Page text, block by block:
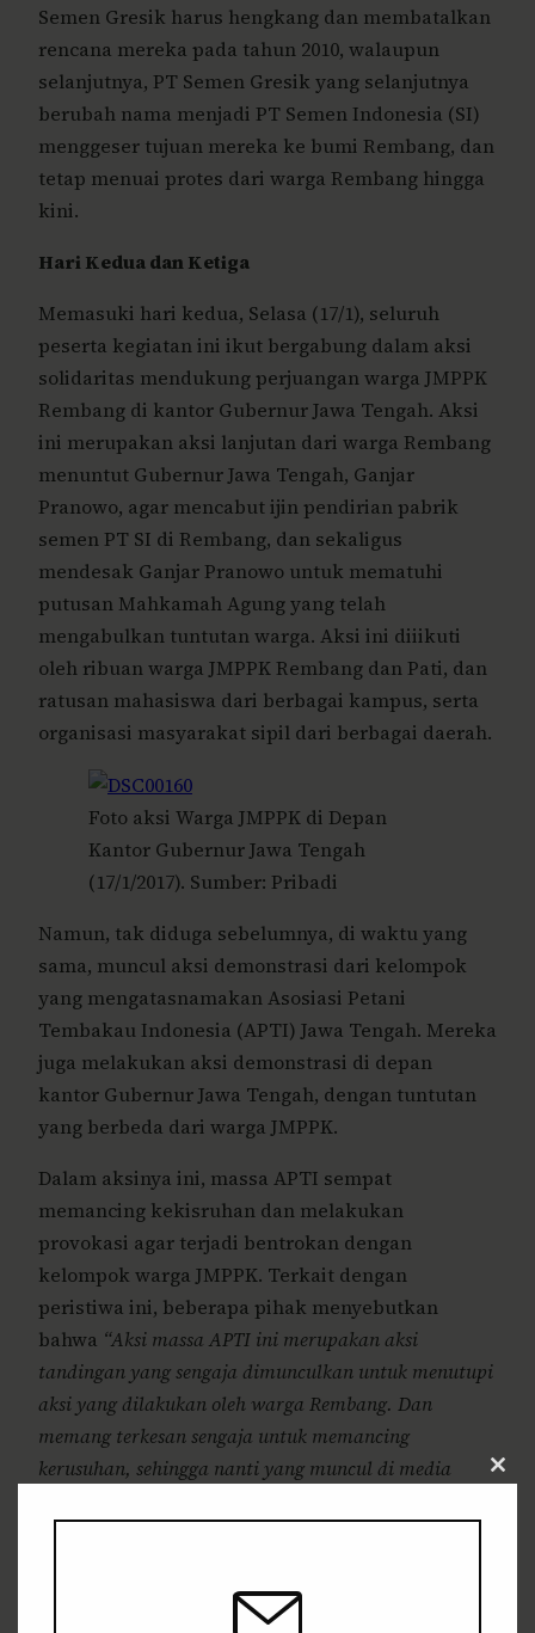
Semen Gresik harus hengkang dan membatalkan
rencana mereka pada tahun 2010, walaupun
selanjutnya, PT Semen Gresik yang selanjutnya
berubah nama menjadi PT Semen Indonesia (SI)
menggeser tujuan mereka ke bumi Rembang, dan
tetap menuai protes dari warga Rembang hingga
kini.
Hari Kedua dan Ketiga
Memasuki hari kedua, Selasa (17/1), seluruh
peserta kegiatan ini ikut bergabung dalam aksi
solidaritas mendukung perjuangan warga JMPPK
Rembang di kantor Gubernur Jawa Tengah. Aksi
ini merupakan aksi lanjutan dari warga Rembang
menuntut Gubernur Jawa Tengah, Ganjar
Pranowo, agar mencabut ijin pendirian pabrik
semen PT SI di Rembang, dan sekaligus
mendesak Ganjar Pranowo untuk mematuhi
putusan Mahkamah Agung yang telah
mengabulkan tuntutan warga. Aksi ini diiikuti
oleh ribuan warga JMPPK Rembang dan Pati, dan
ratusan mahasiswa dari berbagai kampus, serta
organisasi masyarakat sipil dari berbagai daerah.
Foto aksi Warga JMPPK di Depan
Kantor Gubernur Jawa Tengah
(17/1/2017). Sumber: Pribadi
Namun, tak diduga sebelumnya, di waktu yang
sama, muncul aksi demonstrasi dari kelompok
yang mengatasnamakan Asosiasi Petani
Tembakau Indonesia (APTI) Jawa Tengah. Mereka
juga melakukan aksi demonstrasi di depan
kantor Gubernur Jawa Tengah, dengan tuntutan
yang berbeda dari warga JMPPK.
Dalam aksinya ini, massa APTI sempat
memancing kekisruhan dan melakukan
provokasi agar terjadi bentrokan dengan
kelompok warga JMPPK. Terkait dengan
peristiwa ini, beberapa pihak menyebutkan
bahwa “Aksi massa APTI ini merupakan aksi
tandingan yang sengaja dimunculkan untuk menutupi
aksi yang dilakukan oleh warga Rembang. Dan
memang terkesan sengaja untuk memancing
kerusuhan, sehingga nanti yang muncul di media